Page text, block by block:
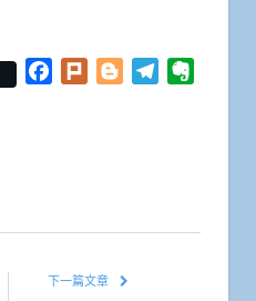
Facebook
Plurk BloggerTelegram
下一篇文章